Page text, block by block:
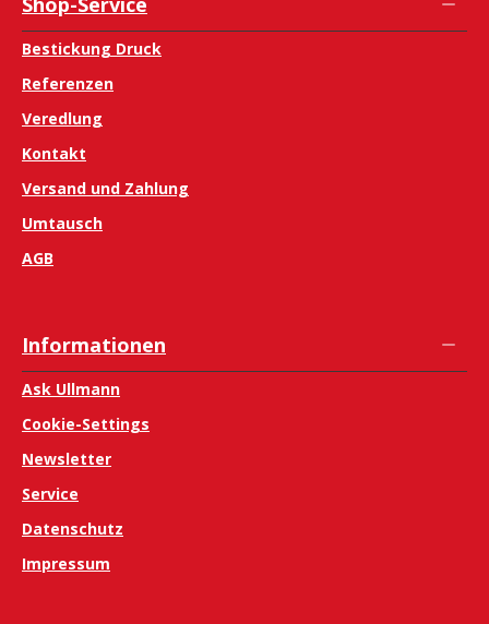
Bestickung Druck
Referenzen
Veredlung
Kontakt
Versand und Zahlung
Umtausch
AGB
Informationen
Ask Ullmann
Cookie-Settings
Newsletter
Service
Datenschutz
Impressum